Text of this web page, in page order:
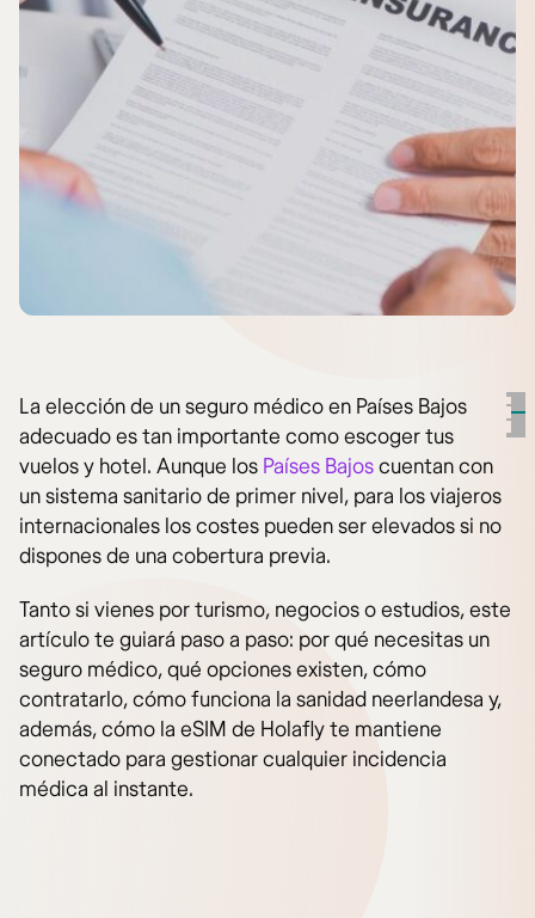
La elección de un seguro médico en Países Bajos
adecuado es tan importante como escoger tus
vuelos y hotel. Aunque los Países Bajoscuentan con
un sistema sanitario de primer nivel, para los viajeros
internacionales los costes pueden ser elevados si no
dispones de una cobertura previa.
Tanto si vienes por turismo, negocios o estudios, este
artículo te guiará paso a paso: por qué necesitas un
seguro médico, qué opciones existen, cómo
contratarlo, cómo funciona la sanidad neerlandesa y,
además, cómo la eSIM de Holafly te mantiene
conectado para gestionar cualquier incidencia
médica al instante.